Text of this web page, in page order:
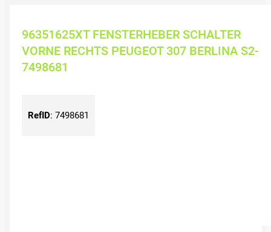
96351625XT FENSTERHEBER SCHALTER
VORNE RECHTS PEUGEOT 307 BERLINA S2-
7498681
RefID: 7498681